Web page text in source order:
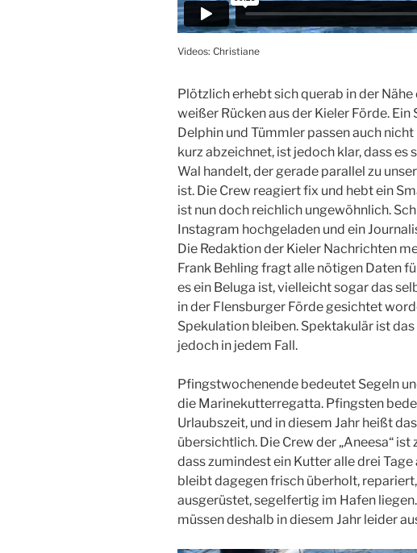
Videos: Christiane
Plötzlich erhebt sich querab in der
weißer Rücken aus der Kieler Förde. Ein
Delphin und Tümmler passen auch
kurz abzeichnet, ist jedoch klar, dass es
Wal handelt, der gerade parallel zu
ist. Die Crew reagiert fix und hebt ein
ist nun doch reichlich ungewöhnlich.
Instagram hochgeladen und ein
Die Redaktion der Kieler Nachrichten
Frank Behling fragt alle nötigen Daten
es ein Beluga ist, vielleicht sogar das
in der Flensburger Förde gesichtet
Spekulation bleiben. Spektakulär ist das
jedoch in jedem Fall.
Pfingstwochenende bedeutet Segeln
die Marinekutterregatta. Pfingsten
Urlaubszeit, und in diesem Jahr heißt
übersichtlich. Die Crew der „Aneesa“
dass zumindest ein Kutter alle drei Tage
bleibt dagegen frisch überholt,
ausgerüstet, segelfertig im Hafen
müssen deshalb in diesem Jahr leider